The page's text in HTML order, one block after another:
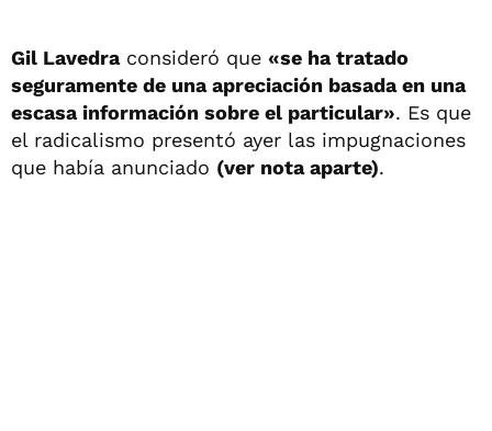
Gil Lavedraconsideró que «se ha tratado
seguramente de una apreciación basada en una
escasa información sobre el particular». Es que
el radicalismo presentó ayer las impugnaciones
que había anunciado (ver nota aparte).